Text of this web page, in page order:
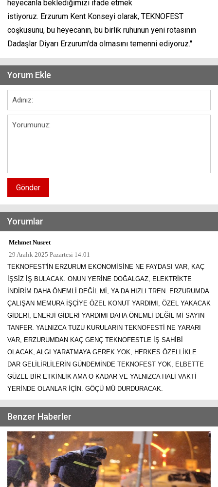
heyecanla beklediğimizi ifade etmek
istiyoruz. Erzurum Kent Konseyi olarak, TEKNOFEST
coşkusunu, bu heyecanın, bu birlik ruhunun yeni rotasının
Dadaşlar Diyarı Erzurum'da olmasını temenni ediyoruz.''
Yorum Ekle
Gönder
Yorumlar
Mehmet Nusret
29 Aralık 2025 Pazartesi 14:01
TEKNOFEST'İN ERZURUM EKONOMİSİNE NE FAYDASI VAR, KAÇ
İŞSİZ İŞ BULACAK. ONUN YERİNE DOĞALGAZ, ELEKTRİKTE
İNDİRİM DAHA ÖNEMLİ DEĞİL Mİ, YA DA HIZLI TREN. ERZURUMDA
ÇALIŞAN MEMURA İŞÇİYE ÖZEL KONUT YARDIMI, ÖZEL YAKACAK
GİDERİ, ENERJİ GİDERİ YARDIMI DAHA ÖNEMLİ DEĞİL Mİ SAYIN
TANFER. YALNIZCA TUZU KURULARIN TEKNOFESTİ NE YARARI
VAR, ERZURUMDAN KAÇ GENÇ TEKNOFESTLE İŞ SAHİBİ
OLACAK, ALGI YARATMAYA GEREK YOK, HERKES ÖZELLİKLE
DAR GELİLİRLİLERİN GÜNDEMİNDE TEKNOFEST YOK, ELBETTE
GÜZEL BİR ETKİNLİK AMA O KADAR VE YALNIZCA HALİ VAKTİ
YERİNDE OLANLAR İÇİN. GÖÇÜ MÜ DURDURACAK.
Benzer Haberler